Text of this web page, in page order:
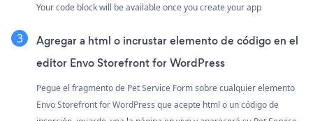
Your code block will be available once you create your app
Agregar a html o incrustar elemento de código en el
editor Envo Storefront for WordPress
Pegue el fragmento de Pet Service Form sobre cualquier elemento
Envo Storefront for WordPress que acepte html o un código de